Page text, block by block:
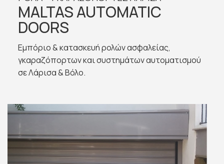
MALTAS AUTOMATIC
DOORS
Εμπόριο & κατασκευή ρολών ασφαλείας,
γκαραζόπορτων και συστημάτων αυτοματισμού
σε Λάρισα & Βόλο.